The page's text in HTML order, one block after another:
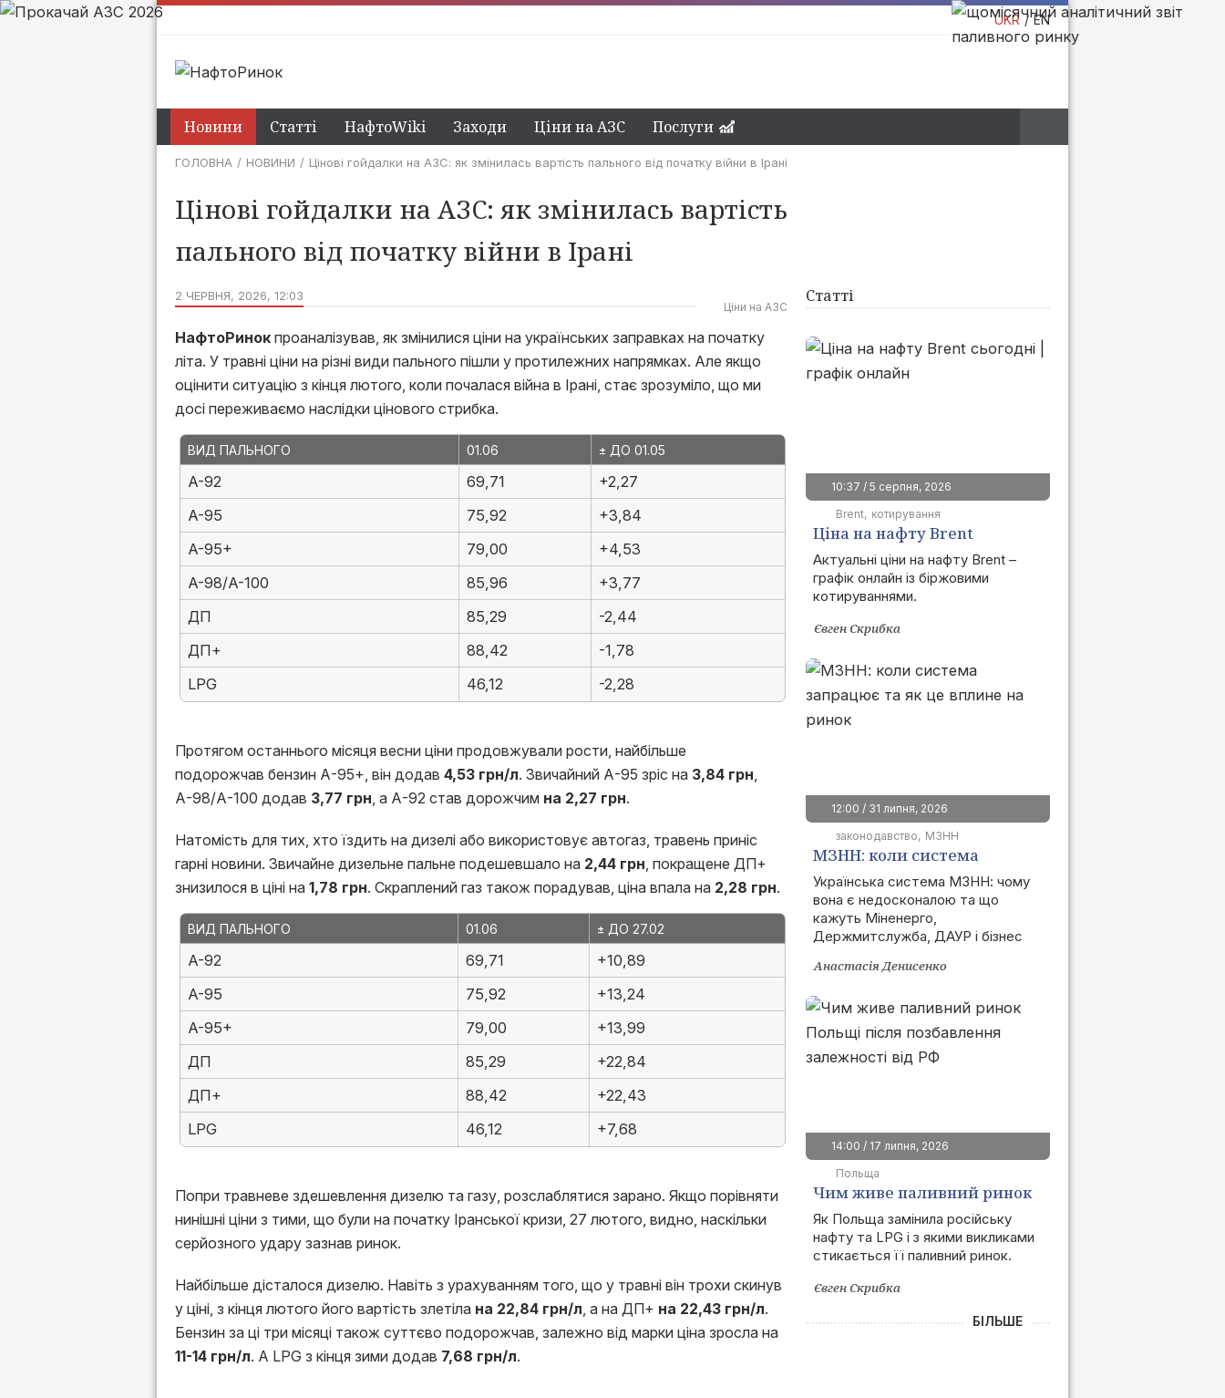
UKR EN
Новини Статті НафтоWiki Заходи Ціни на АЗС Послуги
ГОЛОВНА НОВИНИ Цінові гойдалки на АЗС: як змінилась вартість пального від початку війни в Ірані
Цінові гойдалки на АЗС: як змінилась вартість
пального від початку війни в Ірані
2 ЧЕРВНЯ, 2026, 12:03
Ціни на АЗС
НафтоРинок проаналізував, як змінилися ціни на українських заправках на початку
літа. У травні ціни на різні види пального пішли у протилежних напрямках. Але якщо
оцінити ситуацію з кінця лютого, коли почалася війна в Ірані, стає зрозуміло, що ми
досі переживаємо наслідки цінового стрибка.
ВИД ПАЛЬНОГО 01.06 ± ДО 01.05
A-92 69,71
+2,27
A-95
75,92
+3,84
A-95+
79,00
+4,53
A-98/A-100
85,96
+3,77
ДП
85,29
-2,44
ДП+
88,42
-1,78
LPG
46,12 -2,28
Протягом останнього місяця весни ціни продовжували рости, найбільше
подорожчав бензин А-95+, він додав 4,53 грн/л. Звичайний А-95 зріс на 3,84 грн,
А-98/А-100 додав 3,77 грн, а А-92 став дорожчим на 2,27 грн.
Натомість для тих, хто їздить на дизелі або використовує автогаз, травень приніс
гарні новини. Звичайне дизельне пальне подешевшало на 2,44 грн, покращене ДП+
знизилося в ціні на 1,78 грн. Скраплений газ також порадував, ціна впала на 2,28 грн.
ВИД ПАЛЬНОГО 01.06 ± ДО 27.02
A-92 69,71
+10,89
A-95
75,92
+13,24
A-95+
79,00
+13,99
ДП
85,29
+22,84
ДП+
88,42
+22,43
LPG
46,12 +7,68
Попри травневе здешевлення дизелю та газу, розслаблятися зарано. Якщо порівняти
нинішні ціни з тими, що були на початку Іранської кризи, 27 лютого, видно, наскільки
серйозного удару зазнав ринок.
Найбільше дісталося дизелю. Навіть з урахуванням того, що у травні він трохи скинув
у ціні, з кінця лютого його вартість злетіла на 22,84 грн/л, а на ДП+ на 22,43 грн/л.
Бензин за ці три місяці також суттєво подорожчав, залежно від марки ціна зросла на
11-14 грн/л. А LPG з кінця зими додав 7,68 грн/л.
Статті
10:37 / 5 серпня, 2026
Brent котирування
Ціна на нафту Brent
сьогодні | графік онлайн
Актуальні ціни на нафту Brent –
графік онлайн із біржовими
котируваннями.
Євген Скрибка
12:00 / 31 липня, 2026
законодавство
МЗНН
МЗНН: коли система
запрацює та як це вплине
на ринок
Українська система МЗНН: чому
вона є недосконалою та що
кажуть Міненерго,
Держмитслужба, ДАУР і бізнес
Анастасія Денисенко
14:00 / 17 липня, 2026
Польща
Чим живе паливний ринок
Польщі після позбавлення
залежності від РФ
Як Польща замінила російську
нафту та LPG і з якими викликами
стикається її паливний ринок.
Євген Скрибка
БІЛЬШЕ